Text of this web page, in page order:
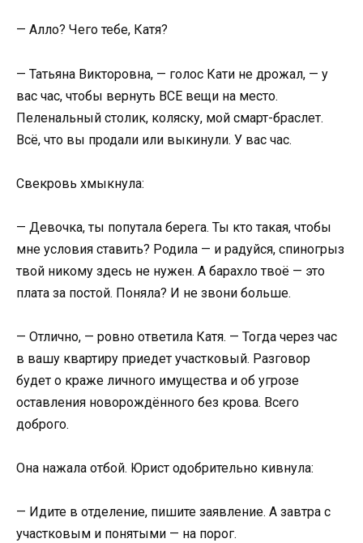
— Алло? Чего тебе, Катя?
— Татьяна Викторовна, — голос Кати не дрожал, — у
вас час, чтобы вернуть ВСЕ вещи на место.
Пеленальный столик, коляску, мой смарт-браслет.
Всё, что вы продали или выкинули. У вас час.
Свекровь хмыкнула:
— Девочка, ты попутала берега. Ты кто такая, чтобы
мне условия ставить? Родила — и радуйся, спиногрыз
твой никому здесь не нужен. А барахло твоё — это
плата за постой. Поняла? И не звони больше.
— Отлично, — ровно ответила Катя. — Тогда через час
в вашу квартиру приедет участковый. Разговор
будет о краже личного имущества и об угрозе
оставления новорождённого без крова. Всего
доброго.
Она нажала отбой. Юрист одобрительно кивнула:
— Идите в отделение, пишите заявление. А завтра с
участковым и понятыми — на порог.